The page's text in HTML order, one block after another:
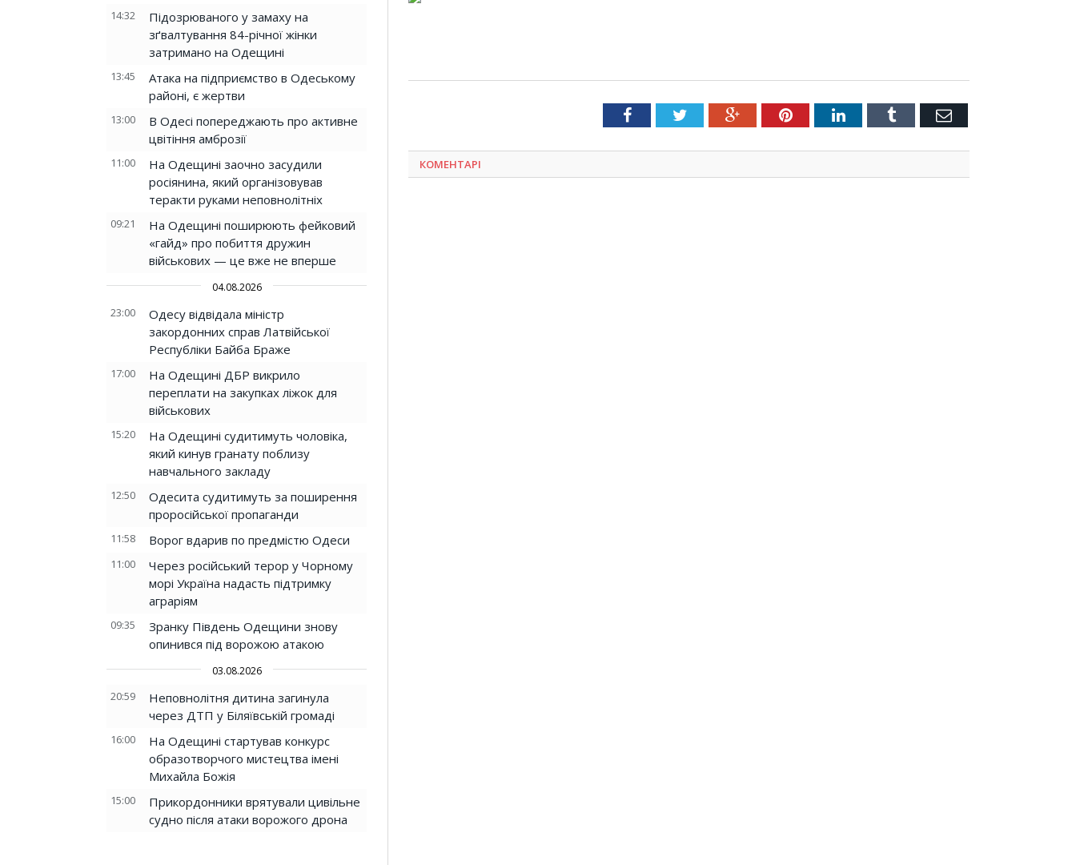
14:32
Підозрюваного у замаху на
зґвалтування 84-річної жінки
затримано на Одещині
13:45
Атака на підприємство в Одеському
районі, є жертви
13:00
В Одесі попереджають про активне
цвітіння амброзії
11:00
На Одещині заочно засудили
росіянина, який організовував
теракти руками неповнолітніх
09:21
На Одещині поширюють фейковий
«гайд» про побиття дружин
військових — це вже не вперше
04.08.2026
23:00
Одесу відвідала міністр
закордонних справ Латвійської
Республіки Байба Браже
17:00
На Одещині ДБР викрило
переплати на закупках ліжок для
військових
15:20
На Одещині судитимуть чоловіка,
який кинув гранату поблизу
навчального закладу
12:50
Одесита судитимуть за поширення
проросійської пропаганди
11:58 Ворог вдарив по предмістю Одеси
11:00
Через російський терор у Чорному
морі Україна надасть підтримку
аграріям
09:35
Зранку Південь Одещини знову
опинився під ворожою атакою
03.08.2026
20:59
Неповнолітня дитина загинула
через ДТП у Біляївській громаді
16:00
На Одещині стартував конкурс
образотворчого мистецтва імені
Михайла Божія
15:00
Прикордонники врятували цивільне
судно після атаки ворожого дрона
FacebookTwitter Google+PinterestLinkedInTumblr Емейл
КОМЕНТАРІ